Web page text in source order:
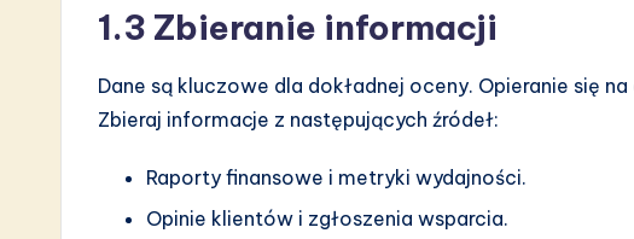
1.3 Zbieranie informacji
Dane są kluczowe dla dokładnej oceny. Opieranie się
Zbieraj informacje z następujących źródeł:
Raporty finansowe i metryki wydajności.
Opinie klientów i zgłoszenia wsparcia.